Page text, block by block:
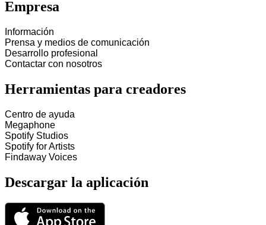
Empresa
Información
Prensa y medios de comunicación
Desarrollo profesional
Contactar con nosotros
Herramientas para creadores
Centro de ayuda
Megaphone
Spotify Studios
Spotify for Artists
Findaway Voices
Descargar la aplicación